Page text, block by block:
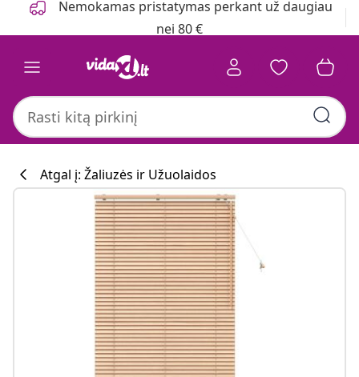
Nemokamas pristatymas perkant už daugiau
nei 80 €
Atgal į: Žaliuzės ir Užuolaidos